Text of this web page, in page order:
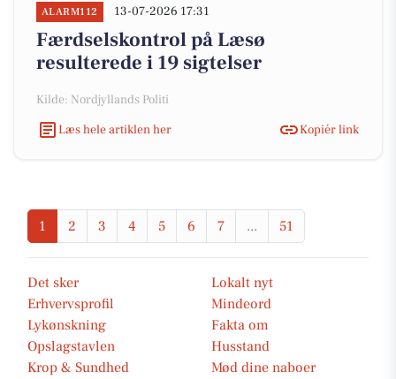
ALARM112 13-07-2026 17:31
Færdselskontrol på Læsø
resulterede i 19 sigtelser
Kilde: Nordjyllands Politi
Læs hele artiklen her
Kopiér link
1 2 3 4 5 6 7 ... 51
Det sker
Lokalt nyt
Erhvervsprofil
Mindeord
Lykønskning
Fakta om
Opslagstavlen
Husstand
Krop & Sundhed
Mød dine naboer